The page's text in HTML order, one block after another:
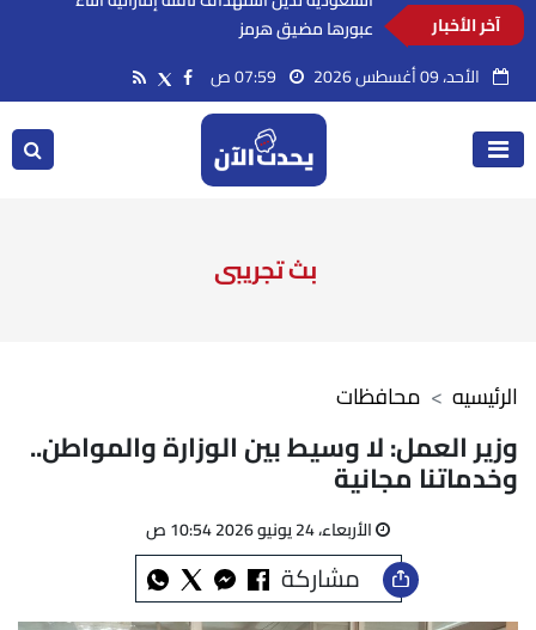
آخر الأخبار
السعودية تدين استهداف ناقلة إماراتية أثناء
الأحد، 09 أغسطس 2026
بث تجريبى
محافظات الرئيسيه
وزير العمل: لا وسيط بين الوزارة والمواطن..
وخدماتنا مجانية
الأربعاء، 24 يونيو 2026 10:54 ص
مشاركة